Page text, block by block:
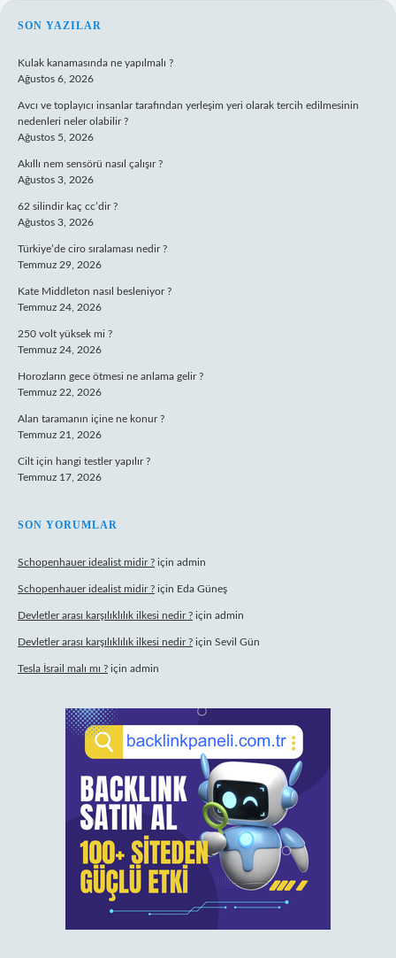
SIDEBAR
SON YAZILAR
Kulak kanamasında ne yapılmalı ?
Ağustos 6, 2026
Avcı ve toplayıcı insanlar tarafından yerleşim yeri olarak tercih edilmesinin
nedenleri neler olabilir ?
Ağustos 5, 2026
Akıllı nem sensörü nasıl çalışır ?
Ağustos 3, 2026
62 silindir kaç cc’dir ?
Ağustos 3, 2026
Türkiye’de ciro sıralaması nedir ?
Temmuz 29, 2026
Kate Middleton nasıl besleniyor ?
Temmuz 24, 2026
250 volt yüksek mi ?
Temmuz 24, 2026
Horozların gece ötmesi ne anlama gelir ?
Temmuz 22, 2026
Alan taramanın içine ne konur ?
Temmuz 21, 2026
Cilt için hangi testler yapılır ?
Temmuz 17, 2026
SON YORUMLAR
Schopenhauer idealist midir ? için admin
Schopenhauer idealist midir ? için Eda Güneş
Devletler arası karşılıklılık ilkesi nedir ? için admin
Devletler arası karşılıklılık ilkesi nedir ? için Sevil Gün
Tesla İsrail malı mı ? için admin